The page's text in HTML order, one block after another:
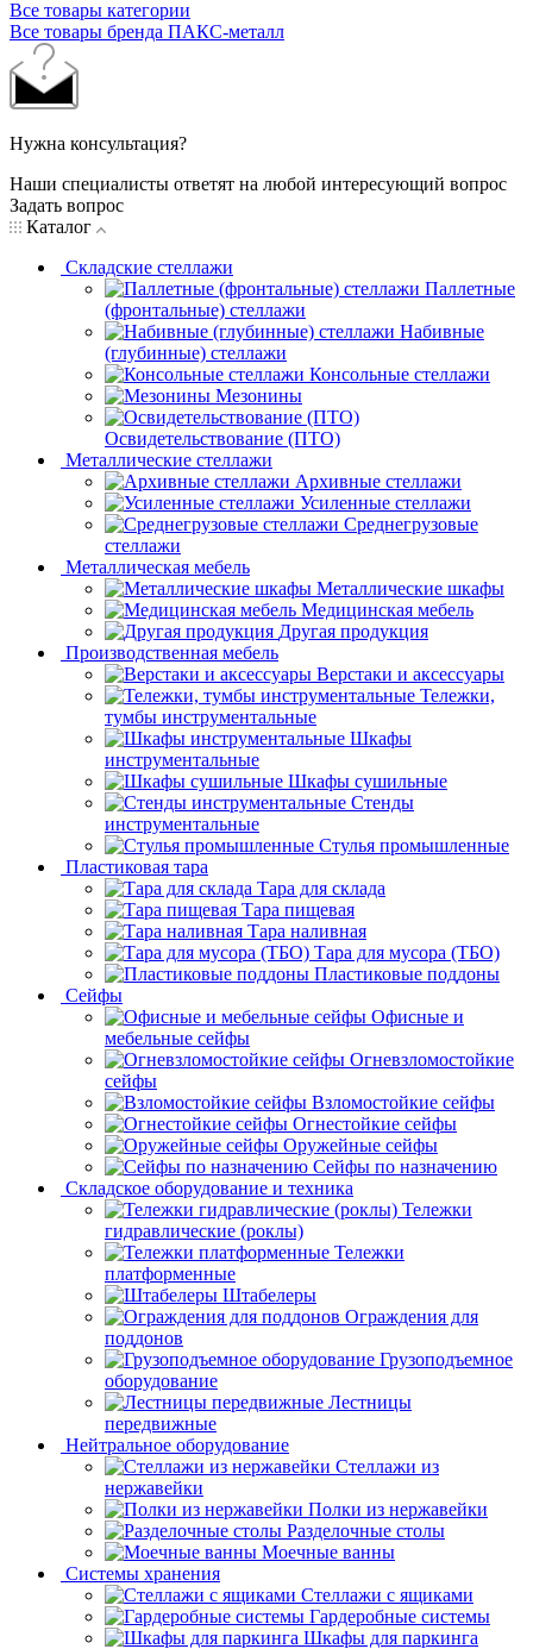
Все товары категории
Все товары бренда ПАКС-металл
Нужна консультация?
Наши специалисты ответят на любой интересующий вопрос
Задать вопрос
Каталог
Складские стеллажи
Паллетные
(фронтальные) стеллажи
Набивные
(глубинные) стеллажи
Консольные стеллажи
Мезонины
Освидетельствование (ПТО)
Металлические стеллажи
Архивные стеллажи
Усиленные стеллажи
Среднегрузовые
стеллажи
Металлическая мебель
Металлические шкафы
Медицинская мебель
Другая продукция
Производственная мебель
Верстаки и аксессуары
Тележки,
тумбы инструментальные
Шкафы
инструментальные
Шкафы сушильные
Стенды
инструментальные
Cтулья промышленные
Пластиковая тара
Тара для склада
Тара пищевая
Тара наливная
Тара для мусора (ТБО)
Пластиковые поддоны
Сейфы
Офисные и
мебельные сейфы
Огневзломостойкие
сейфы
Взломостойкие сейфы
Огнестойкие сейфы
Оружейные сейфы
Сейфы по назначению
Складское оборудование и техника
Тележки
гидравлические (роклы)
Тележки
платформенные
Штабелеры
Ограждения для
поддонов
Грузоподъемное
оборудование
Лестницы
передвижные
Нейтральное оборудование
Стеллажи из
нержавейки
Полки из нержавейки
Разделочные столы
Моечные ванны
Системы хранения
Стеллажи с ящиками
Гардеробные системы
Шкафы для паркинга